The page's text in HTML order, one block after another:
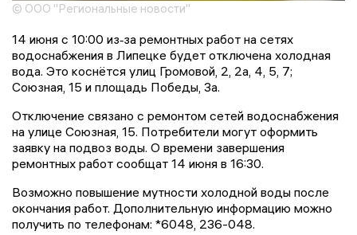
© ООО "Региональные новости"
14 июня с 10:00 из‑за ремонтных работ на сетях
водоснабжения в Липецке будет отключена холодная
вода. Это коснётся улиц Громовой, 2, 2а, 4, 5, 7;
Союзная, 15 и площадь Победы, 3а.
Отключение связано с ремонтом сетей водоснабжения
на улице Союзная, 15. Потребители могут оформить
заявку на подвоз воды. О времени завершения
ремонтных работ сообщат 14 июня в 16:30.
Возможно повышение мутности холодной воды после
окончания работ. Дополнительную информацию можно
получить по телефонам: *6048, 236-048.